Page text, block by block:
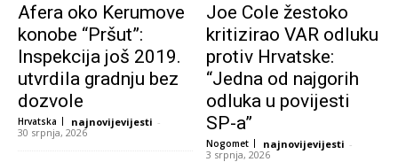
Afera oko Kerumove
konobe “Pršut”:
Inspekcija još 2019.
utvrdila gradnju bez
dozvole
Hrvatska najnovijevijesti -
30 srpnja, 2026
Joe Cole žestoko
kritizirao VAR odluku
protiv Hrvatske:
“Jedna od najgorih
odluka u povijesti
SP-a”
Nogomet najnovijevijesti -
3 srpnja, 2026